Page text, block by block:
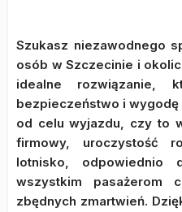
Szukasz niezawodnego
osób w Szczecinie i
idealne rozwiązanie,
bezpieczeństwo i
od celu wyjazdu, czy to
firmowy, uroczystość
lotnisko, odpowiednio
wszystkim pasażerom
zbędnych zmartwień.